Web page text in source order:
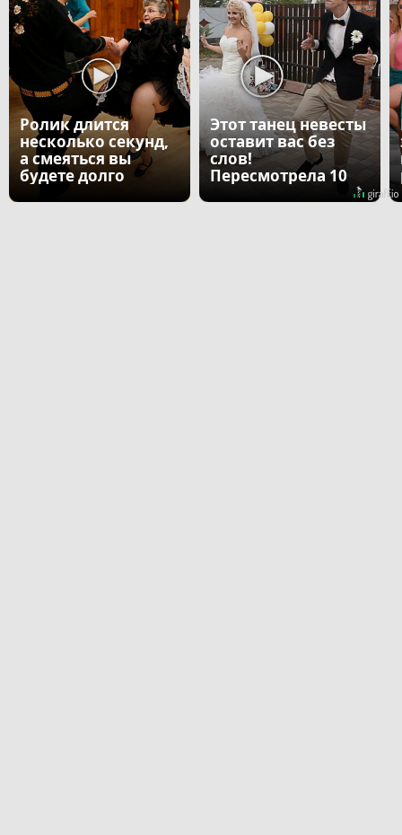
Ролик длится
несколько секунд,
а смеяться вы
будете долго
Этот танец невесты
оставит вас без
слов!
Пересмотрела 10